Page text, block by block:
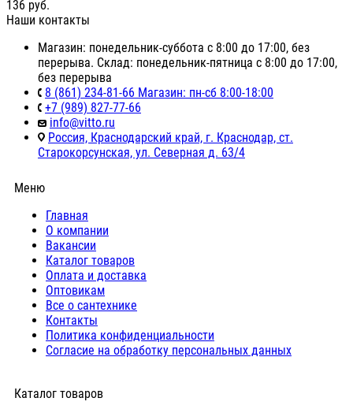
136 руб.
Наши контакты
Магазин: понедельник-суббота с 8:00 до 17:00, без
перерыва. Склад: понедельник-пятница с 8:00 до 17:00,
без перерыва
8 (861) 234-81-66 Магазин: пн-сб 8:00-18:00
+7 (989) 827-77-66
info@vitto.ru
Россия, Краснодарский край, г. Краснодар, ст.
Старокорсунская, ул. Северная д. 63/4
Меню
Главная
О компании
Вакансии
Каталог товаров
Оплата и доставка
Оптовикам
Все о сантехнике
Контакты
Политика конфиденциальности
Согласие на обработку персональных данных
Каталог товаров